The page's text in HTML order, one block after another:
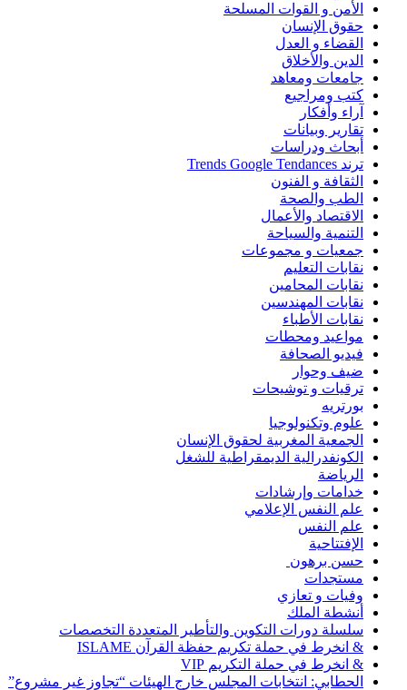
الأمن و القوات المسلحة
حقوق الإنسان
القضاء و العدل
الدين والأخلاق
جامعات ومعاهد
كتب ومراجيع
آراء وأفكار
تقارير وبيانات
أبحاث ودراسات
ترند Trends Google Tendances
الثقافة و الفنون
الطب والصحة
الاقتصاد والأعمال
التنمية والسياحة
جمعيات و مجموعات
نقابات التعليم
نقابات المحامين
نقابات المهندسين
نقابات الأطباء
مواعيد ومحطات
فيديو الصحافة
ضيف وحوار
ترقيات و توشيحات
بورتريه
علوم وتكنولوجيا
الجمعية المغربية لحقوق الإنسان
الكونفدرالية الديمقراطية للشغل
الرياضة
خدامات وإرشادات
علم النفس الإعلامي
علم النفس
الإفتتاحية
حسن برهون
مستجدات
وفيات و تعازي
أنشطة الملك
سلسلة دورات التكوين والتأطير المتعددة التخصصات
& انخرط في حملة تكريم حفظة القرآن ISLAME
& انخرط في حملة التكريم VIP
الحطابي: انتخابات المجلس خارج الهيئات “تجاوز غير مشروع”